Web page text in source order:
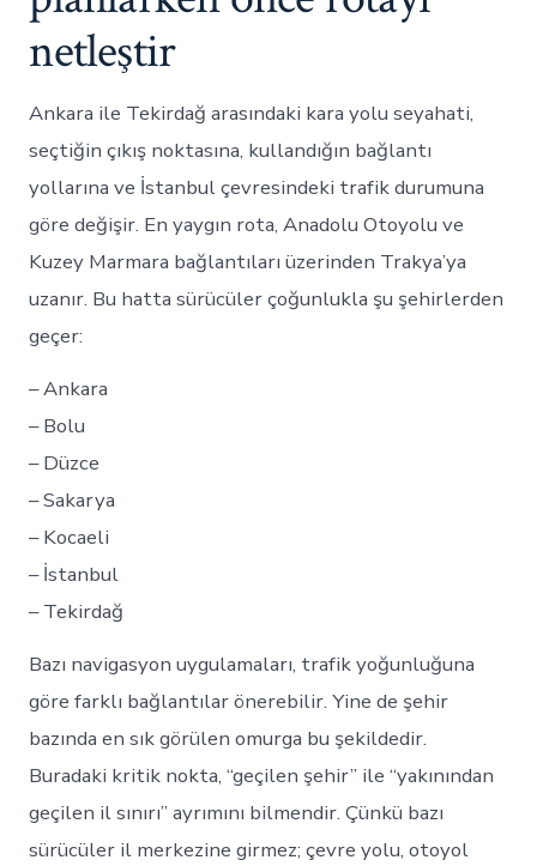
netleştir
Ankara ile Tekirdağ arasındaki kara yolu seyahati,
seçtiğin çıkış noktasına, kullandığın bağlantı
yollarına ve İstanbul çevresindeki trafik durumuna
göre değişir. En yaygın rota, Anadolu Otoyolu ve
Kuzey Marmara bağlantıları üzerinden Trakya’ya
uzanır. Bu hatta sürücüler çoğunlukla şu şehirlerden
geçer:
– Ankara
– Bolu
– Düzce
– Sakarya
– Kocaeli
– İstanbul
– Tekirdağ
Bazı navigasyon uygulamaları, trafik yoğunluğuna
göre farklı bağlantılar önerebilir. Yine de şehir
bazında en sık görülen omurga bu şekildedir.
Buradaki kritik nokta, “geçilen şehir” ile “yakınından
geçilen il sınırı” ayrımını bilmendir. Çünkü bazı
sürücüler il merkezine girmez; çevre yolu, otoyol